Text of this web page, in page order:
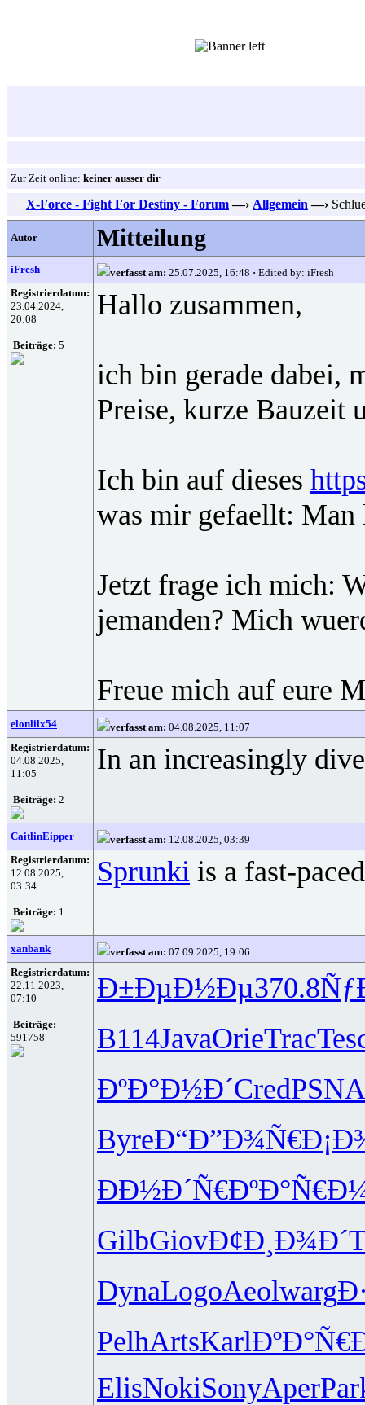
Zur Zeit online: keiner ausser dir
X-Force - Fight For Destiny - Forum —› Allgemein —›
Autor Mitteilung
iFresh verfasst am: 25.07.2025, 16:48 · Edited by: iFresh
Registrierdatum:
23.04.2024,
20:08
Beiträge: 5
Hallo zusammen,
ich bin gerade dabei,
Preise, kurze Bauzeit
Ich bin auf dieses
was mir gefaellt: Man
Jetzt frage ich mich:
jemanden? Mich
Freue mich auf eure
elonlilx54 verfasst am: 04.08.2025, 11:07
Registrierdatum:
04.08.2025,
11:05
Beiträge: 2
In an increasingly
CaitlinEipper verfasst am: 12.08.2025, 03:39
Registrierdatum:
12.08.2025,
03:34
Beiträge: 1
Sprunki is a fast-
xanbank verfasst am: 07.09.2025, 19:06
Registrierdatum:
22.11.2023,
07:10
Beiträge:
591758
Ð±ÐµÐ½Ðµ370.8
B114JavaOrieTrac
ÐºÐ°Ð½Ð´CredPSNA
ByreÐ“Ð”Ð¾Ñ€
ÐÐ½Ð´Ñ€
GilbGiovÐ¢Ð¸Ð¾Ð´
DynaLogoAeolwarg
PelhArtsKarl
ElisNokiSonyAper